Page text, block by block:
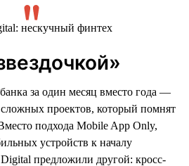
за один месяц вместо года —
проектов, который помнят
подхода Mobile App Only,
устройств к началу
предложили другой: кросс-